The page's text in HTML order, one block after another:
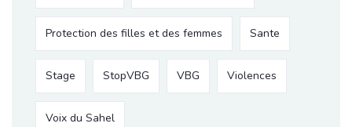
Protection des filles et des femmes Sante
Stage StopVBG VBG Violences
Voix du Sahel